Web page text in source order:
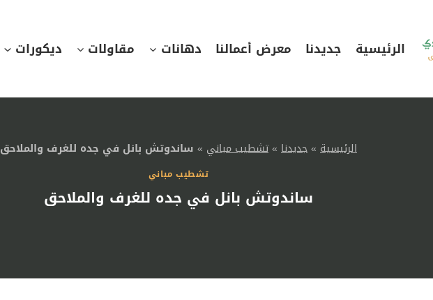
الرئيسية جديدنا معرض أعمالنا دهانات مقاولات ديكورات
الرئيسية »جديدنا »تشطيب مباني » ساندوتش بانل في جده للغرف والملاحق
تشطيب مباني
ساندوتش بانل في جده للغرف والملاحق